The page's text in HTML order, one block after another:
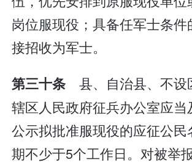
岗位服现役；具备任军士条件
接招收为军士。
第三十条 县、自治县、不设
辖区人民政府征兵办公室应当
公示拟批准服现役的应征公民
期不少于5个工作日。对被举